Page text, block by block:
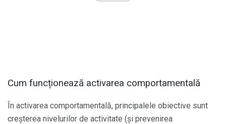
Cum funcționează activarea comportamentală
În activarea comportamentală, principalele obiective sunt
creșterea nivelurilor de activitate (și prevenirea